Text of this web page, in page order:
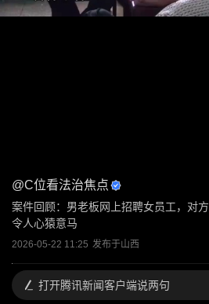
@C位看法治焦点
案件回顾：男老板网上招聘女员工，对方
令人心猿意马
2026-05-22 11:25 发布于山西
打开腾讯新闻客户端说两句